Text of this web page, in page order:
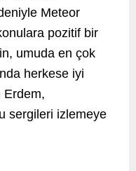
Meteor
pozitif bir
umuda en çok
herkese iyi
Erdem,
sergileri izlemeye